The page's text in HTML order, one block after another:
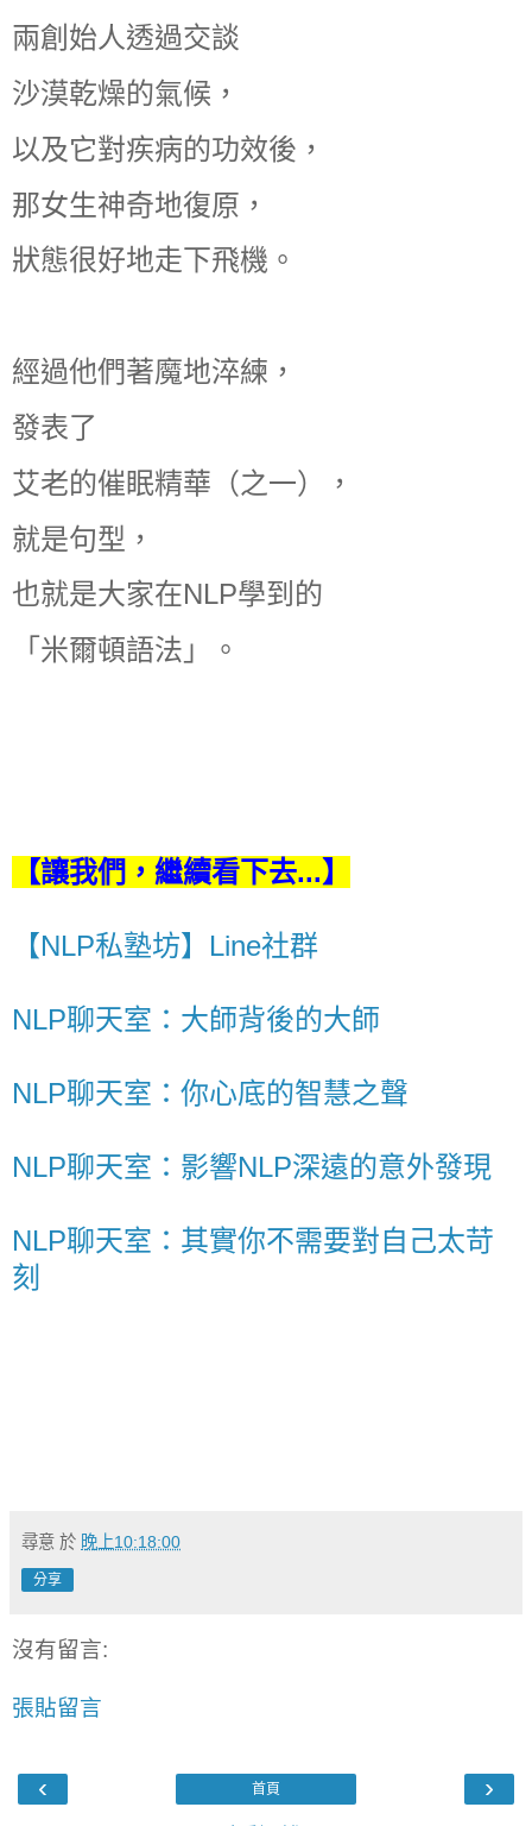
兩創始人透過交談
沙漠乾燥的氣候，
以及它對疾病的功效後，
那女生神奇地復原，
狀態很好地走下飛機。
經過他們著魔地淬練，
發表了
艾老的催眠精華（之一），
就是句型，
也就是大家在NLP學到的
「米爾頓語法」。
【讓我們，繼續看下去...】
【NLP私塾坊】Line社群
NLP聊天室：大師背後的大師
NLP聊天室：你心底的智慧之聲
NLP聊天室：影響NLP深遠的意外發現
NLP聊天室：其實你不需要對自己太苛
刻
尋意 於 晚上10:18:00
分享
沒有留言:
張貼留言
‹ ›
首頁